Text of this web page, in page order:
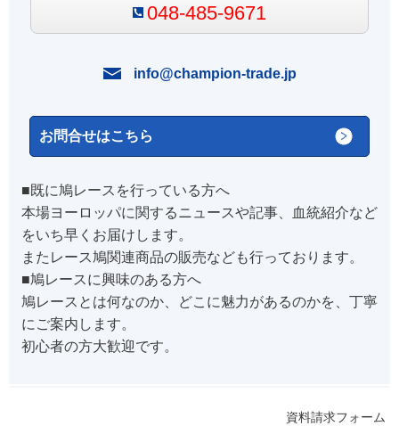
048-485-9671
info@champion-trade.jp
お問合せはこちら
■既に鳩レースを行っている方へ
本場ヨーロッパに関するニュースや記事、血統紹介など
をいち早くお届けします。
またレース鳩関連商品の販売なども行っております。
■鳩レースに興味のある方へ
鳩レースとは何なのか、どこに魅力があるのかを、丁寧
にご案内します。
初心者の方大歓迎です。
資料請求フォーム